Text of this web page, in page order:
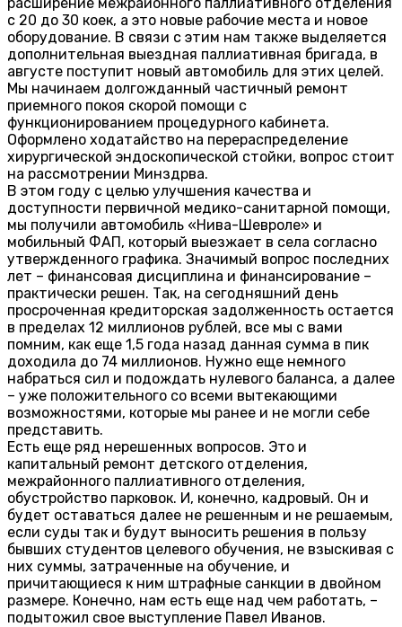
с 20 до 30 коек, а это новые рабочие места и новое
оборудование. В связи с этим нам также выделяется
дополнительная выездная паллиативная бригада, в
августе поступит новый автомобиль для этих целей.
Мы начинаем долгожданный частичный ремонт
приемного покоя скорой помощи с
функционированием процедурного кабинета.
Оформлено ходатайство на перераспределение
хирургической эндоскопической стойки, вопрос стоит
на рассмотрении Минздрва.
В этом году с целью улучшения качества и
доступности первичной медико-санитарной помощи,
мы получили автомобиль «Нива-Шевроле» и
мобильный ФАП, который выезжает в села согласно
утвержденного графика. Значимый вопрос последних
лет – финансовая дисциплина и финансирование –
практически решен. Так, на сегодняшний день
просроченная кредиторская задолженность остается
в пределах 12 миллионов рублей, все мы с вами
помним, как еще 1,5 года назад данная сумма в пик
доходила до 74 миллионов. Нужно еще немного
набраться сил и подождать нулевого баланса, а далее
– уже положительного со всеми вытекающими
возможностями, которые мы ранее и не могли себе
представить.
Есть еще ряд нерешенных вопросов. Это и
капитальный ремонт детского отделения,
межрайонного паллиативного отделения,
обустройство парковок. И, конечно, кадровый. Он и
будет оставаться далее не решенным и не решаемым,
если суды так и будут выносить решения в пользу
бывших студентов целевого обучения, не взыскивая с
них суммы, затраченные на обучение, и
причитающиеся к ним штрафные санкции в двойном
размере. Конечно, нам есть еще над чем работать, –
подытожил свое выступление Павел Иванов.